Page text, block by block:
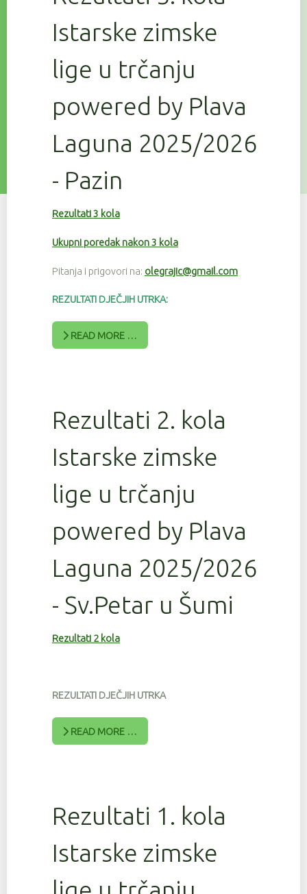
Istarske zimske
lige u trčanju
powered by Plava
Laguna 2025/2026
- Pazin
Rezultati 3 kola
Ukupni poredak nakon 3 kola
Pitanja i prigovori na: olegrajic@gmail.com
REZULTATI DJEČJIH UTRKA:
READ MORE …
Rezultati 2. kola
Istarske zimske
lige u trčanju
powered by Plava
Laguna 2025/2026
- Sv.Petar u Šumi
Rezultati 2 kola
REZULTATI DJEČJIH UTRKA
READ MORE …
Rezultati 1. kola
Istarske zimske